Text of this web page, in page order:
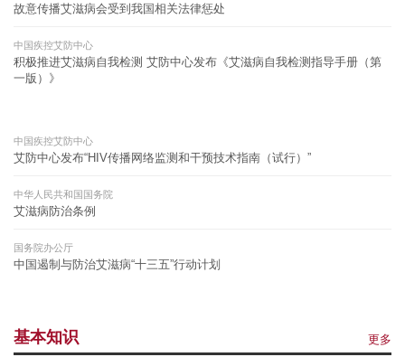
故意传播艾滋病会受到我国相关法律惩处
中国疾控艾防中心
积极推进艾滋病自我检测 艾防中心发布《艾滋病自我检测指导手册（第
一版）》
中国疾控艾防中心
艾防中心发布“HIV传播网络监测和干预技术指南（试行）”
中华人民共和国国务院
艾滋病防治条例
国务院办公厅
中国遏制与防治艾滋病“十三五”行动计划
基本知识 更多